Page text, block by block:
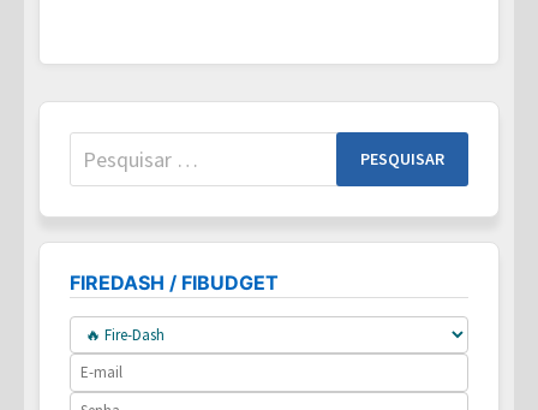
DESTES,
EM
!
Pesquisar
por:
FIREDASH / FIBUDGET